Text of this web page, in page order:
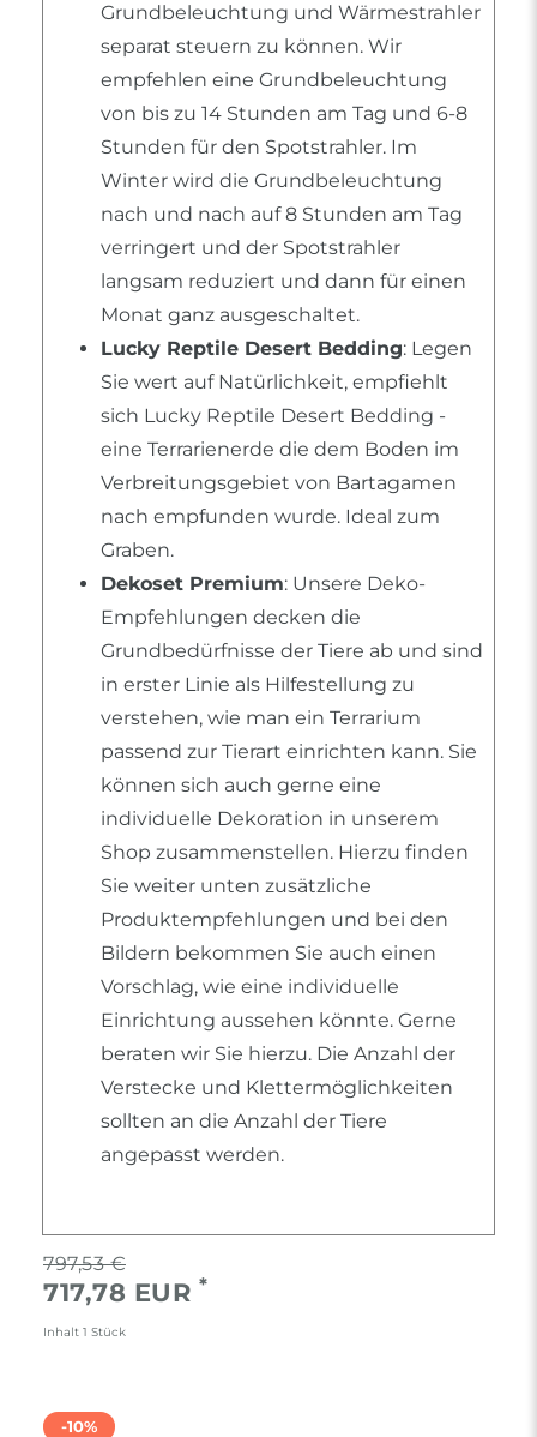
Grundbeleuchtung und Wärmestrahler
separat steuern zu können. Wir
empfehlen eine Grundbeleuchtung
von bis zu 14 Stunden am Tag und 6-8
Stunden für den Spotstrahler. Im
Winter wird die Grundbeleuchtung
nach und nach auf 8 Stunden am Tag
verringert und der Spotstrahler
langsam reduziert und dann für einen
Monat ganz ausgeschaltet.
Lucky Reptile Desert Bedding: Legen
Sie wert auf Natürlichkeit, empfiehlt
sich Lucky Reptile Desert Bedding -
eine Terrarienerde die dem Boden im
Verbreitungsgebiet von Bartagamen
nach empfunden wurde. Ideal zum
Graben.
Dekoset Premium: Unsere Deko-
Empfehlungen decken die
Grundbedürfnisse der Tiere ab und sind
in erster Linie als Hilfestellung zu
verstehen, wie man ein Terrarium
passend zur Tierart einrichten kann. Sie
können sich auch gerne eine
individuelle Dekoration in unserem
Shop zusammenstellen. Hierzu finden
Sie weiter unten zusätzliche
Produktempfehlungen und bei den
Bildern bekommen Sie auch einen
Vorschlag, wie eine individuelle
Einrichtung aussehen könnte. Gerne
beraten wir Sie hierzu. Die Anzahl der
Verstecke und Klettermöglichkeiten
sollten an die Anzahl der Tiere
angepasst werden.
797,53 €
717,78 EUR *
Inhalt 1 Stück
-10%